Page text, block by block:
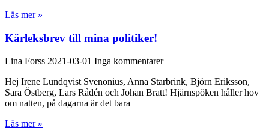
Läs mer »
Kärleksbrev till mina politiker!
Lina Forss 2021-03-01 Inga kommentarer
Hej Irene Lundqvist Svenonius, Anna Starbrink, Björn Eriksson,
Sara Östberg, Lars Rådén och Johan Bratt! Hjärnspöken håller hov
om natten, på dagarna är det bara
Läs mer »